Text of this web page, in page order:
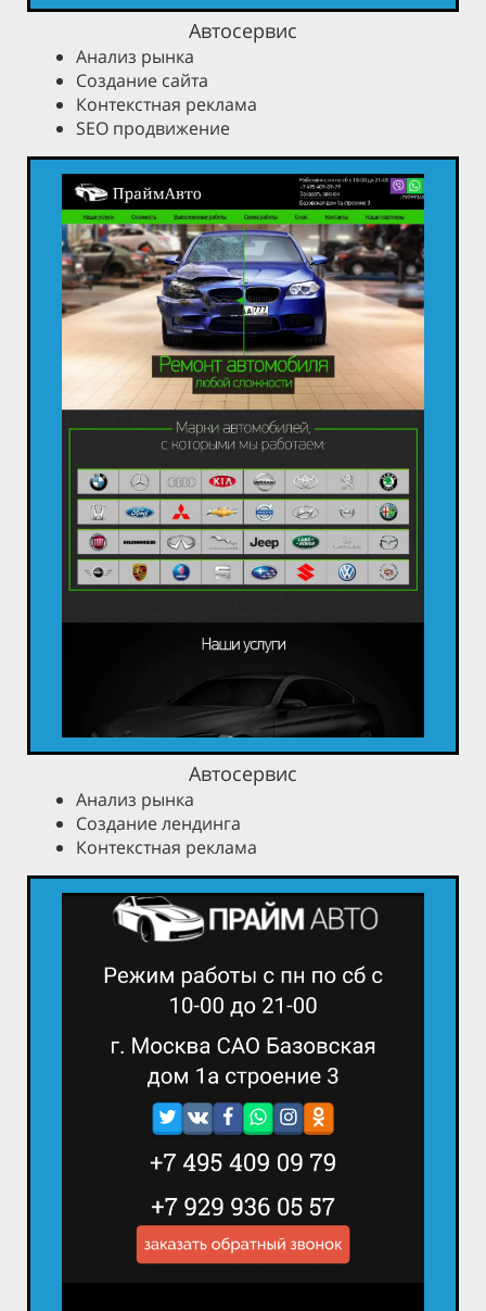
Автосервис
Анализ рынка
Создание сайта
Контекстная реклама
SEO продвижение
Автосервис
Анализ рынка
Создание лендинга
Контекстная реклама